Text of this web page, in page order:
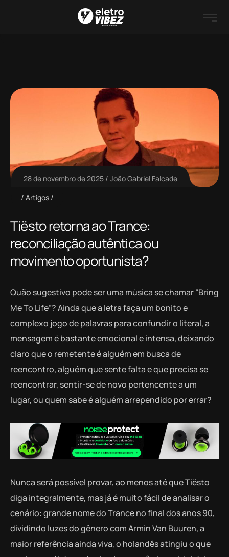
28 de novembro de 2025
João Gabriel Falcade
Artigos
Tiësto retorna ao Trance:
reconciliação autêntica ou
movimento oportunista?
Quão sugestivo pode ser uma música se chamar “Bring
Me To Life”? Ainda que a letra faça um bonito e
complexo jogo de palavras para confundir o literal, a
mensagem é bastante emocional e intensa, deixando
claro que o remetente é alguém em busca de
reencontro, alguém que sente falta e que precisa se
reencontrar, sentir-se de novo pertencente a um
lugar, ou quem sabe é alguém arrependido por errar?
Nunca será possível provar, ao menos até que Tiësto
diga integralmente, mas já é muito fácil de analisar o
cenário: grande nome do Trance no final dos anos 90,
dividindo luzes do gênero com Armin Van Buuren, a
maior referência ainda viva, o holandês atingiu o que